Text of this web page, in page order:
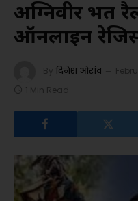
अग्निवीर भर्ती
ऑनलाइन
By दिनेश ओरांव
1 Min Read